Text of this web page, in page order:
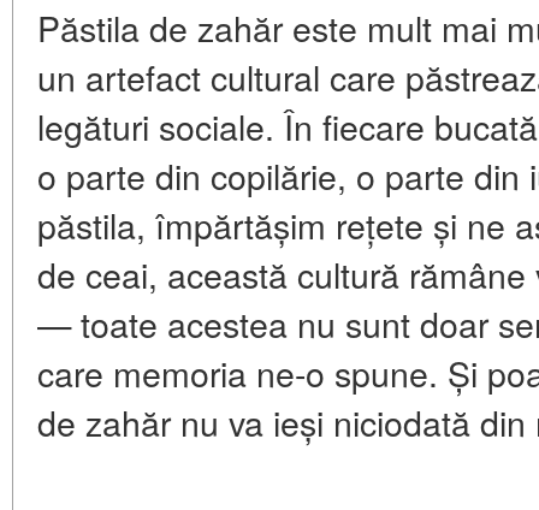
Păstila de zahăr este mult mai
un artefact cultural care
legături sociale. În fiecare
o parte din copilărie, o parte din
păstila, împărtășim rețete și ne
de ceai, această cultură
— toate acestea nu sunt doar
care memoria ne-o spune. Și
de zahăr nu va ieși niciodată